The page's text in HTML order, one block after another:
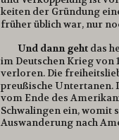
keiten der Gründung
früher üblich war, nur
Und dann geht das
im Deutschen Krieg von
verloren. Die
preußische
vom Ende des
Schwalingen ein, womit
Auswanderung nach